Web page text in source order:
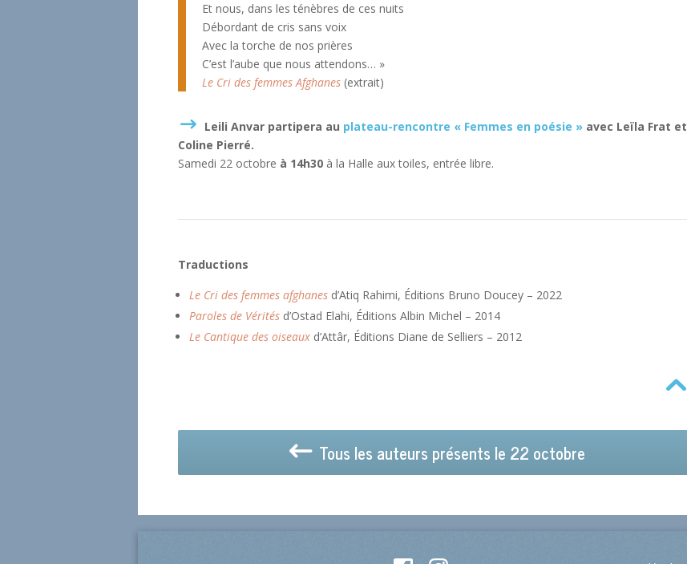
Et nous, dans les ténèbres de ces nuits
Débordant de cris sans voix
Avec la torche de nos prières
C’est l’aube que nous attendons… »
Le Cri des femmes Afghanes (extrait)
Leili Anvar partipera au plateau-rencontre « Femmes en poésie » avec Leïla Frat et
Coline Pierré.
Samedi 22 octobre à 14h30 à la Halle aux toiles, entrée libre.
Traductions
Le Cri des femmes afghanes d’Atiq Rahimi, Éditions Bruno Doucey – 2022
Paroles de Vérités d’Ostad Elahi, Éditions Albin Michel – 2014
Le Cantique des oiseaux d’Attâr, Éditions Diane de Selliers – 2012
Tous les auteurs présents le 22 octobre